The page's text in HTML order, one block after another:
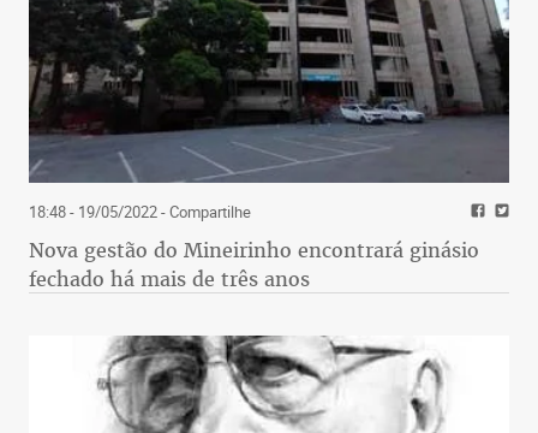
18:48 - 19/05/2022- Compartilhe
Nova gestão do Mineirinho encontrará ginásio
fechado há mais de três anos